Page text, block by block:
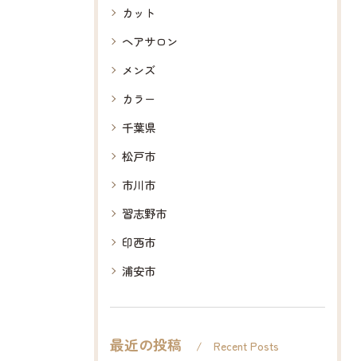
カット
ヘアサロン
メンズ
カラー
千葉県
松戸市
市川市
習志野市
印西市
浦安市
最近の投稿 Recent Posts